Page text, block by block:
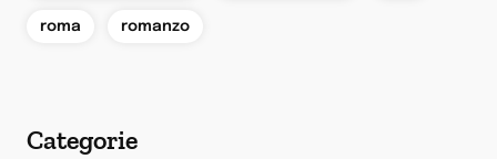
roma romanzo
Categorie